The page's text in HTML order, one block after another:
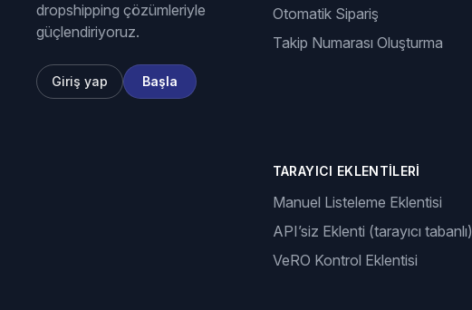
dropshipping çözümleriyle
güçlendiriyoruz.
Giriş yap Başla
Otomatik Sipariş
Takip Numarası Oluşturma
TARAYICI EKLENTILERI
Manuel Listeleme Eklentisi
API’siz Eklenti (tarayıcı tabanlı)
VeRO Kontrol Eklentisi